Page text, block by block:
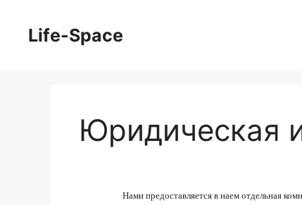
содержимому
Life-Space
Юридическая
Нами предоставляется в наем отдельная